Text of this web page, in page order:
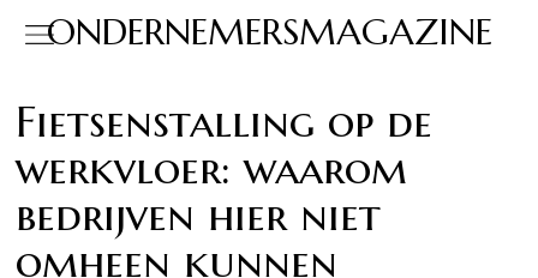
ONDERNEMERSMAGAZINE
Fietsenstalling op de
werkvloer: waarom
bedrijven hier niet
omheen kunnen